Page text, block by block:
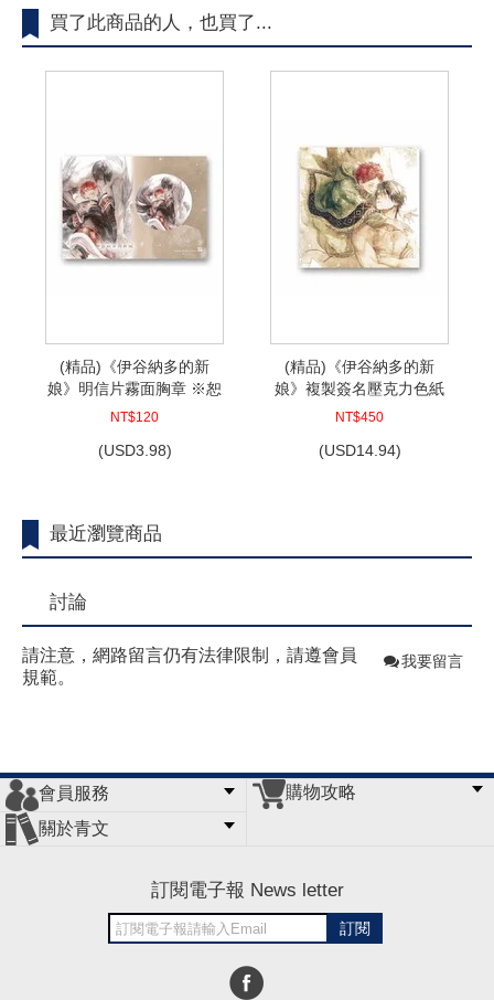
買了此商品的人，也買了...
(精品)《伊谷納多的新
娘》明信片霧面胸章 ※恕
不接受退訂退款
NT$120
(USD3.98)
(精品)《伊谷納多的新
娘》複製簽名壓克力色紙
※恕不接受退訂退款
NT$450
(USD14.94)
最近瀏覽商品
討論
請注意，網路留言仍有法律限制，請遵會員
規範。
我要留言
會員服務
會員辦法
客服信箱
隱私條款
網站導覽
購物攻略
關於青文
訂閱電子報 News letter
訂閱